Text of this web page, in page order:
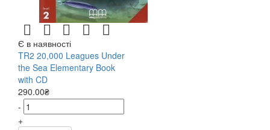
Є в наявності
TR2 20,000 Leagues Under
the Sea Elementary Book
with CD
290.00₴
-
+